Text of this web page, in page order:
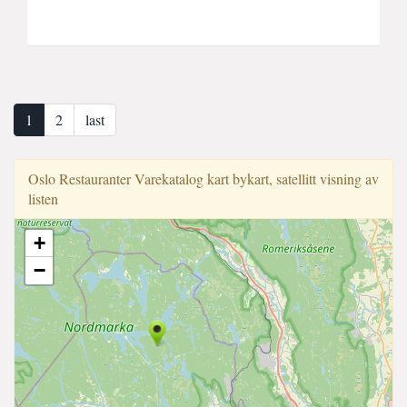
1 2 last
Oslo Restauranter Varekatalog kart bykart, satellitt visning av
listen
+
−